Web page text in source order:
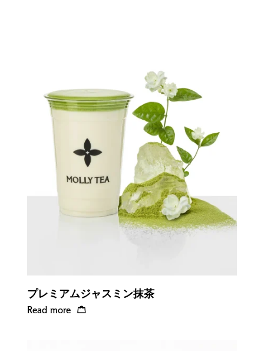
プレミアムジャスミン抹茶
Read more